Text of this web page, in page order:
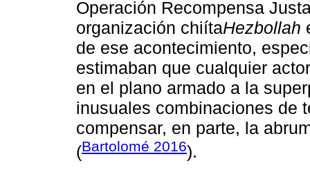
Operación Recompensa
organización chiítaHezbollah
de ese acontecimiento,
estimaban que cualquier
en el plano armado a la
inusuales combinaciones de
compensar, en parte, la
(Bartolomé 2016).